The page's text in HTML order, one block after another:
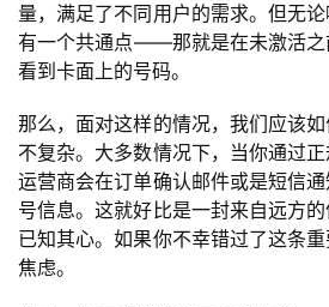
量，满足了不同用户的需求。但无
有一个共通点——那就是在未激活之
看到卡面上的号码。
那么，面对这样的情况，我们应该
不复杂。大多数情况下，当你通过正
运营商会在订单确认邮件或是短信
号信息。这就好比是一封来自远方
已知其心。如果你不幸错过了这条
焦虑。